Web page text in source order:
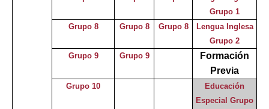
Grupo 1
Grupo 8
Grupo 8 Grupo 8
Lengua Inglesa
Grupo 2
Grupo 9
Grupo 9
Formación
Previa
Grupo 10
Educación
Especial Grupo